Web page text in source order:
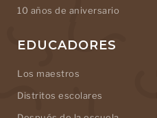
10 años de aniversario
EDUCADORES
Los maestros
Distritos escolares